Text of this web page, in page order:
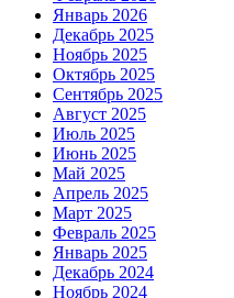
Январь 2026
Декабрь 2025
Ноябрь 2025
Октябрь 2025
Сентябрь 2025
Август 2025
Июль 2025
Июнь 2025
Май 2025
Апрель 2025
Март 2025
Февраль 2025
Январь 2025
Декабрь 2024
Ноябрь 2024